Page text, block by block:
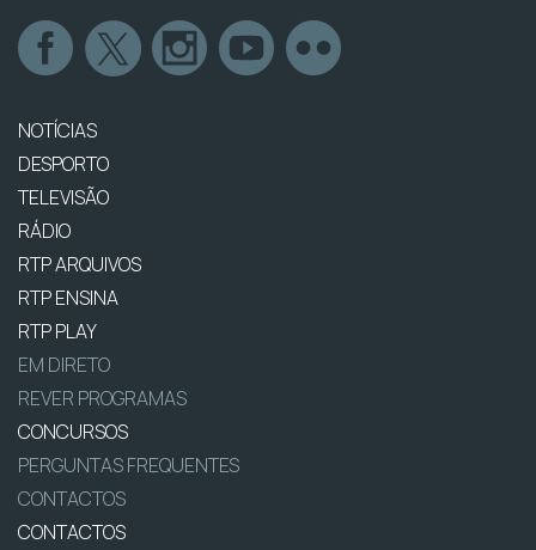
NOTÍCIAS
DESPORTO
TELEVISÃO
RÁDIO
RTP ARQUIVOS
RTP ENSINA
RTP PLAY
EM DIRETO
REVER PROGRAMAS
CONCURSOS
PERGUNTAS FREQUENTES
CONTACTOS
CONTACTOS